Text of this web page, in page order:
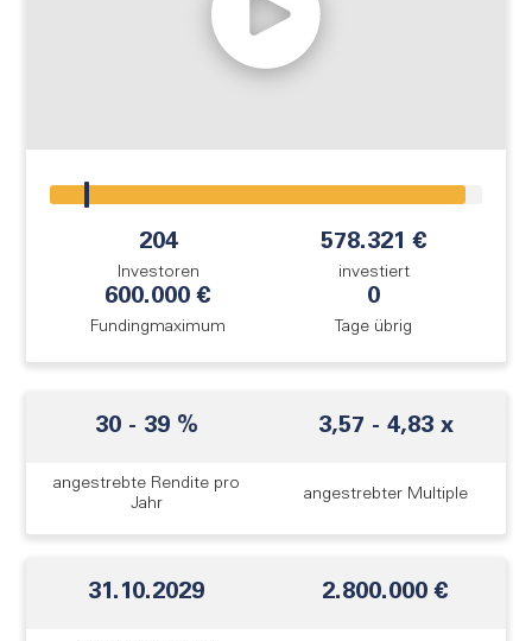
204
Investoren
578.321 €
investiert
600.000 €
Fundingmaximum
0
Tage übrig
30- 39%
angestrebte Rendite pro
Jahr
3,57 - 4,83x
angestrebter Multiple
31.10.2029 2.800.000 €